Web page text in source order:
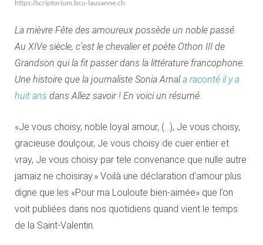
https://scriptorium.bcu-lausanne.ch
La mièvre Fête des amoureux possède un noble passé.
Au XIVe siècle, c’est le chevalier et poète Othon III de
Grandson qui la fit passer dans la littérature francophone.
Une histoire que la journaliste Sonia Arnala raconté il y a
huit ans dans Allez savoir ! En voici un résumé.
«Je vous choisy, noble loyal amour, (…), Je vous choisy,
gracieuse doulçour, Je vous choisy de cuer entier et
vray, Je vous choisy par tele convenance que nulle autre
jamaiz ne choisiray.» Voilà une déclaration d’amour plus
digne que les «Pour ma Louloute bien-aimée» que l’on
voit publiées dans nos quotidiens quand vient le temps
de la Saint-Valentin.